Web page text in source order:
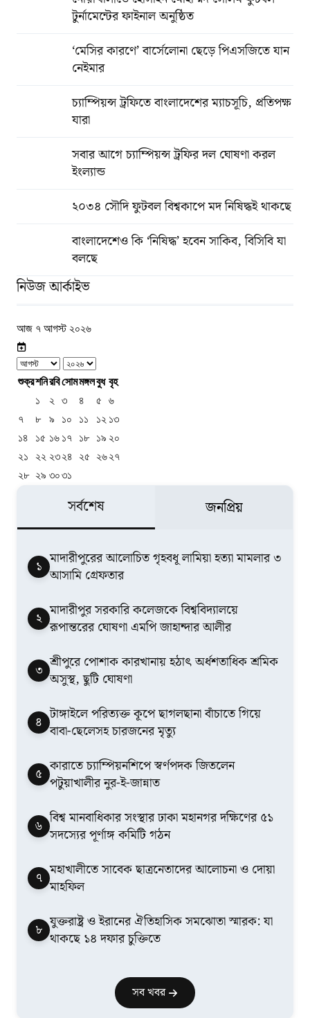
টুর্নামেন্টের ফাইনাল অনুষ্ঠিত
‘মেসির কারণে’ বার্সেলোনা ছেড়ে পিএসজিতে যান
নেইমার
চ্যাম্পিয়ন্স ট্রফিতে বাংলাদেশের ম্যাচসূচি, প্রতিপক্ষ
যারা
সবার আগে চ্যাম্পিয়ন্স ট্রফির দল ঘোষণা করল
ইংল্যান্ড
২০৩৪ সৌদি ফুটবল বিশ্বকাপে মদ নিষিদ্ধই থাকছে
বাংলাদেশেও কি ‘নিষিদ্ধ’ হবেন সাকিব, বিসিবি যা
বলছে
নিউজ আর্কাইভ
আজ ৭ আগস্ট ২০২৬
শুক্রশনিরবিসোমমঙ্গলবুধ বৃহ
১
২ ৩ ৪ ৫
৬
৭
৮ ৯ ১০ ১১ ১২ ১৩
১৪
১৫ ১৬ ১৭ ১৮ ১৯ ২০
২১
২২ ২৩২৪ ২৫ ২৬২৭
২৮ ২৯ ৩০৩১
সর্বশেষ জনপ্রিয়
১ মাদারীপুরের আলোচিত গৃহবধূ লামিয়া হত্যা মামলার ৩
আসামি গ্রেফতার
২ মাদারীপুর সরকারি কলেজকে বিশ্ববিদ্যালয়ে
রূপান্তরের ঘোষণা এমপি জাহান্দার আলীর
৩ শ্রীপুরে পোশাক কারখানায় হঠাৎ অর্ধশতাধিক শ্রমিক
অসুস্থ, ছুটি ঘোষণা
৪ টাঙ্গাইলে পরিত্যক্ত কূপে ছাগলছানা বাঁচাতে গিয়ে
বাবা-ছেলেসহ চারজনের মৃত্যু
৫ কারাতে চ্যাম্পিয়নশিপে স্বর্ণপদক জিতলেন
পটুয়াখালীর নুর-ই-জান্নাত
৬ বিশ্ব মানবাধিকার সংস্থার ঢাকা মহানগর দক্ষিণের ৫১
সদস্যের পূর্ণাঙ্গ কমিটি গঠন
৭ মহাখালীতে সাবেক ছাত্রনেতাদের আলোচনা ও দোয়া
মাহফিল
৮ যুক্তরাষ্ট্র ও ইরানের ঐতিহাসিক সমঝোতা স্মারক: যা
থাকছে ১৪ দফার চুক্তিতে
সব খবর